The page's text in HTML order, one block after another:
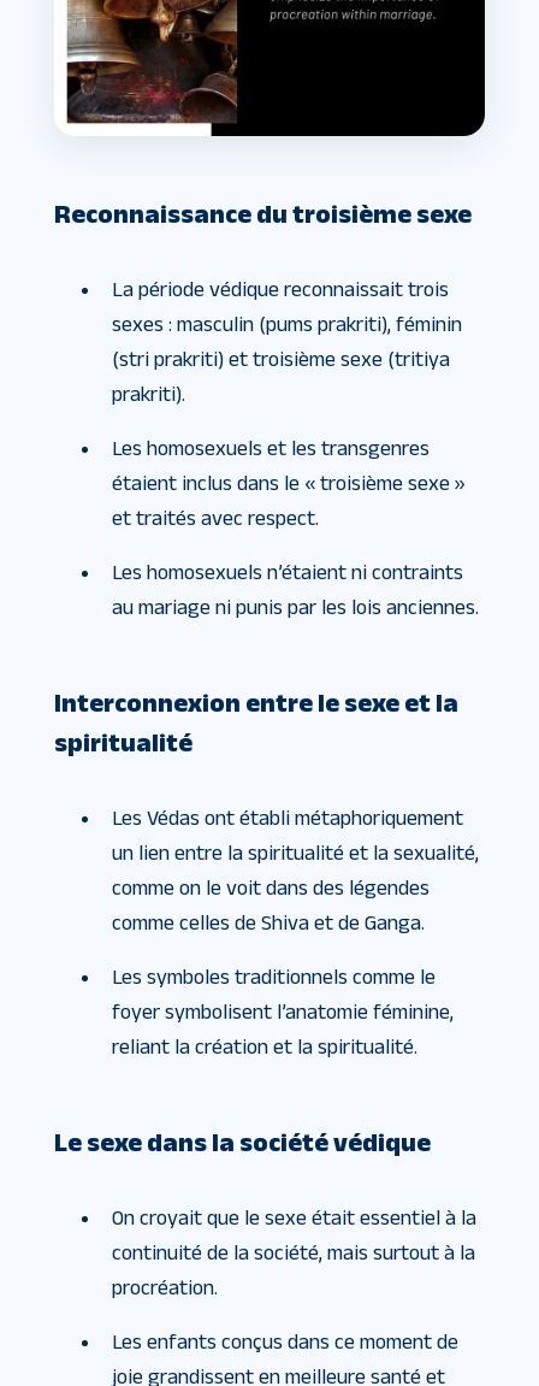
Reconnaissance du troisième sexe
La période védique reconnaissait trois
sexes : masculin (pums prakriti), féminin
(stri prakriti) et troisième sexe (tritiya
prakriti).
Les homosexuels et les transgenres
étaient inclus dans le « troisième sexe »
et traités avec respect.
Les homosexuels n’étaient ni contraints
au mariage ni punis par les lois anciennes.
Interconnexion entre le sexe et la
spiritualité
Les Védas ont établi métaphoriquement
un lien entre la spiritualité et la sexualité,
comme on le voit dans des légendes
comme celles de Shiva et de Ganga.
Les symboles traditionnels comme le
foyer symbolisent l’anatomie féminine,
reliant la création et la spiritualité.
Le sexe dans la société védique
On croyait que le sexe était essentiel à la
continuité de la société, mais surtout à la
procréation.
Les enfants conçus dans ce moment de
joie grandissent en meilleure santé et